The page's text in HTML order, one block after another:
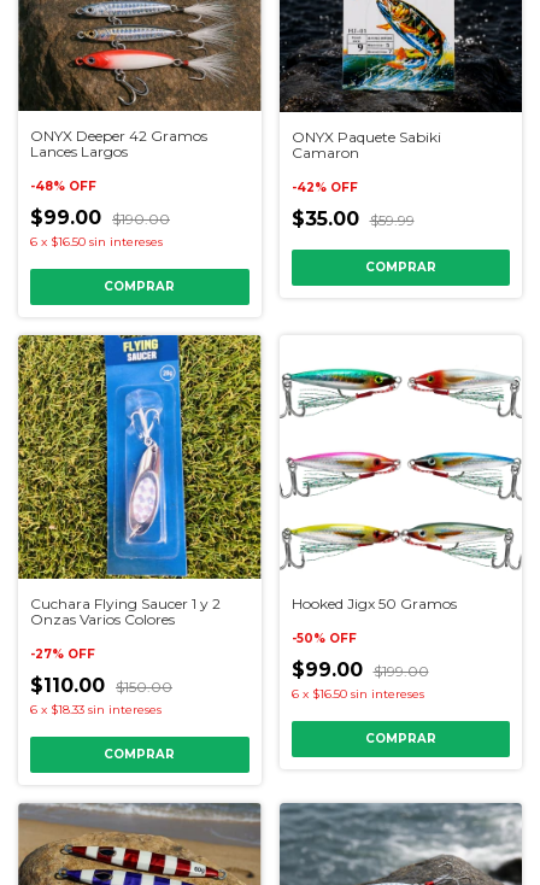
ONYX Deeper 42 Gramos
Lances Largos
-48% OFF
$99.00 $190.00
6 x $16.50 sin intereses
COMPRAR
ONYX Paquete Sabiki
Camaron
-42% OFF
$35.00 $59.99
Cuchara Flying Saucer 1 y 2
Onzas Varios Colores
-27% OFF
$110.00 $150.00
6 x $18.33 sin intereses
COMPRAR
Hooked Jigx 50 Gramos
-50% OFF
$99.00 $199.00
6 x $16.50 sin intereses
COMPRAR